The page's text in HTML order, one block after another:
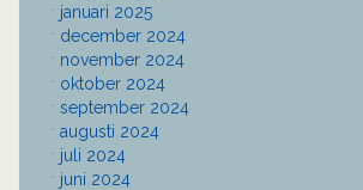
januari 2025
december 2024
november 2024
oktober 2024
september 2024
augusti 2024
juli 2024
juni 2024